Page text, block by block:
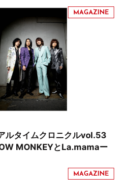
ルタイムクロニクルvol.53
MONKEYとLa.mamaー